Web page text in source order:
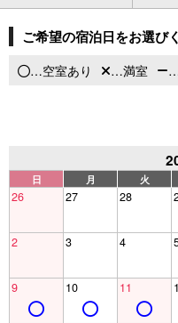
ご希望の宿泊日をお選び
…空室あり …満室
日 月 火
26 27 28
2 3 4
9 10 11